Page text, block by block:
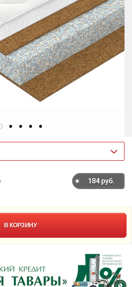
184 руб.
В КОРЗИНУ